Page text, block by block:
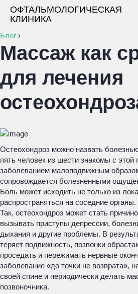
ОФТАЛЬМОЛОГИЧЕСКАЯ
КЛИНИКА
Блог ›
Массаж как
для лечения
Остеохондроз можно назвать
пять человек из шести знакомы с
заболеванием малоподвижным
сопровождается болезненными
Боль может исходить не только из
распространяться на соседние органы.
Так, остеохондроз может стать
вызывать приступы депрессии,
дыхания и другие проблемы. В
теряет подвижность, позвонки
проседать и пережимать нервные
заболевание «до точки не возврата»,
своей спине и периодически делать
позвоночника.